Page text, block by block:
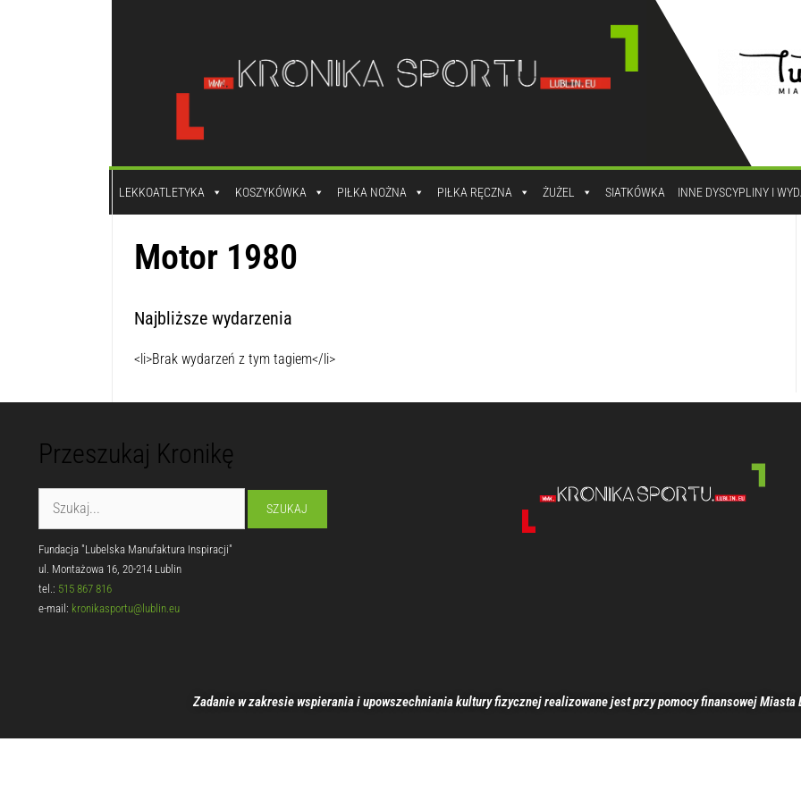
LEKKOATLETYKA KOSZYKÓWKA PIŁKA NOŻNA PIŁKA RĘCZNA ŻUŻEL SIATKÓWKA INNE DYSCYPLINY I
Motor 1980
Najbliższe wydarzenia
<li>Brak wydarzeń z tym tagiem</li>
Przeszukaj Kronikę
Fundacja "Lubelska Manufaktura Inspiracji"
ul. Montażowa 16, 20-214 Lublin
tel.: 515 867 816
e-mail: kronikasportu@lublin.eu
Zadanie w zakresie wspierania i upowszechniania kultury fizycznej realizowane jest przy pomocy finansowej Miasta